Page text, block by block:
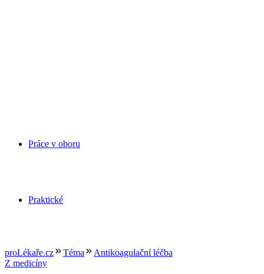
Práce v oboru
Praktické
proLékaře.cz Téma
Antikoagulační léčba
Z medicíny